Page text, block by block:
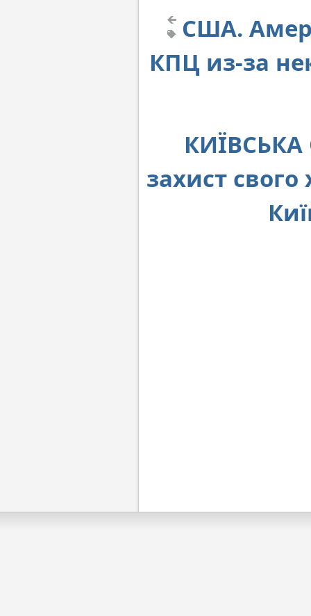
США.
КПЦ из-за
КИЇВСЬКА
захист